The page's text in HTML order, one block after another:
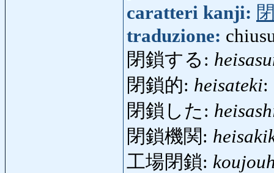
caratteri kanji:
traduzione:
閉鎖する:
閉鎖的: heisateki:
閉鎖した:
閉鎖機関:
工場閉鎖: